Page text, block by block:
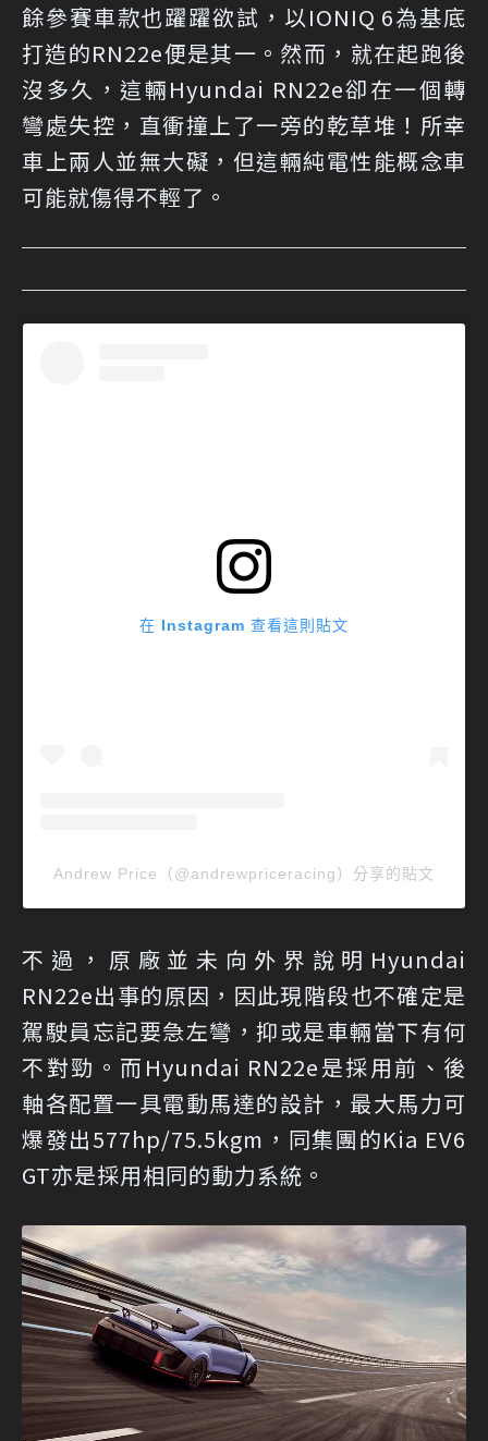
餘參賽車款也躍躍欲試，以IONIQ 6為基底
打造的RN22e便是其一。然而，就在起跑後
沒多久，這輛Hyundai RN22e卻在一個轉
彎處失控，直衝撞上了一旁的乾草堆！所幸
車上兩人並無大礙，但這輛純電性能概念車
可能就傷得不輕了。
在 Instagram 查看這則貼文
Andrew Price（@andrewpriceracing）分享的貼文
不過，原廠並未向外界說明Hyundai
RN22e出事的原因，因此現階段也不確定是
駕駛員忘記要急左彎，抑或是車輛當下有何
不對勁。而Hyundai RN22e是採用前、後
軸各配置一具電動馬達的設計，最大馬力可
爆發出577hp/75.5kgm，同集團的Kia EV6
GT亦是採用相同的動力系統。